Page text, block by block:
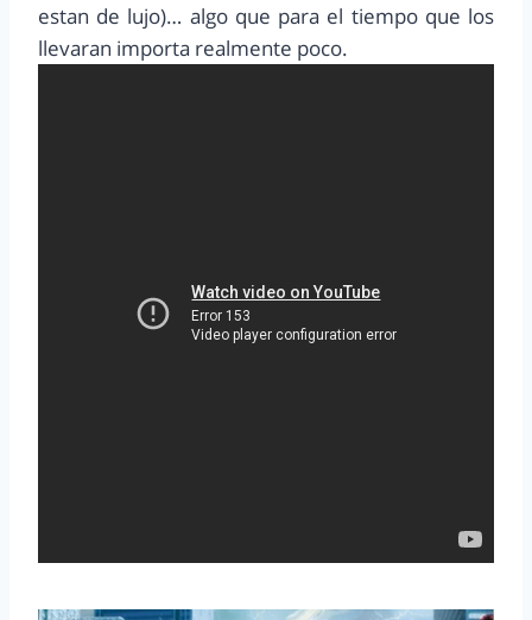
estan de lujo)… algo que para el tiempo que los
llevaran importa realmente poco.